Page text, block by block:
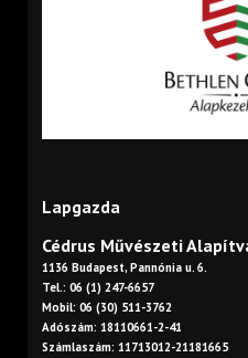
Lapgazda
Cédrus Művészeti
1136 Budapest, Pannónia u. 6.
Tel.: 06 (1) 247-6657
Mobil: 06 (30) 511-3762
Adószám: 18110661-2-41
Számlaszám: 11713012-21181665